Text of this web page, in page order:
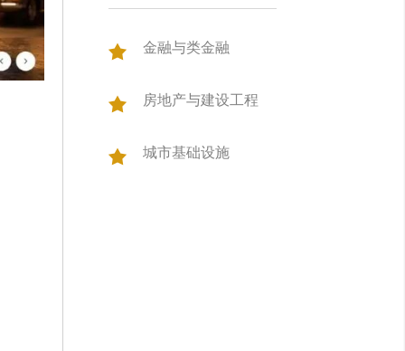
金融与类金融
房地产与建设工程
城市基础设施